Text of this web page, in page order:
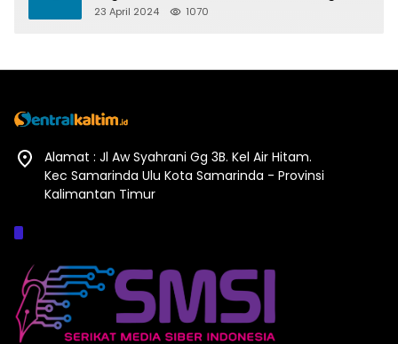
Pesta Politik 2024
23 April 2024 1070
Alamat : Jl Aw Syahrani Gg 3B. Kel Air Hitam.
Kec Samarinda Ulu Kota Samarinda - Provinsi
Kalimantan Timur